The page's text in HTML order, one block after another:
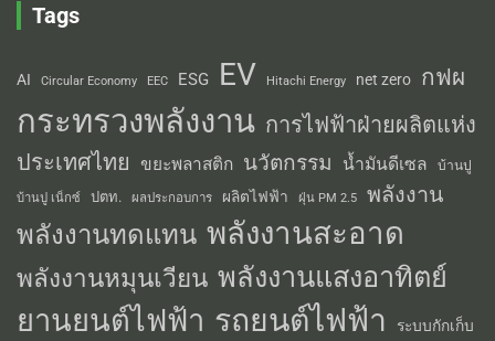
Tags
AI Circular Economy EEC ESG EV Hitachi Energy net zero กฟผ
กระทรวงพลังงาน การไฟฟ้าฝ่ายผลิตแห่ง
ประเทศไทย
ขยะพลาสติก นวัตกรรม น้ำมันดีเซล บ้านปู
บ้านปู เน็กซ์ ปตท. ผลประกอบการ ผลิตไฟฟ้า ฝุ่น PM 2.5 พลังงาน
พลังงานทดแทน พลังงานสะอาด
พลังงานหมุนเวียน พลังงานแสงอาทิตย์
ยานยนต์ไฟฟ้า รถยนต์ไฟฟ้า
ระบบกักเก็บ